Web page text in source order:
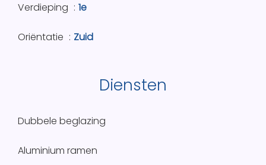
Verdieping 1e
Oriëntatie Zuid
Diensten
Dubbele beglazing
Aluminium ramen